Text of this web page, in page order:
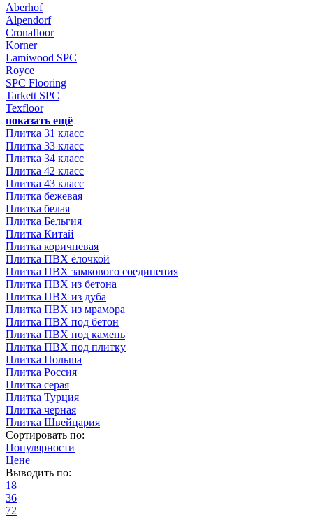
Aberhof
Alpendorf
Cronafloor
Korner
Lamiwood SPC
Royce
SPC Flooring
Tarkett SPC
Texfloor
показать ещё
Плитка 31 класс
Плитка 33 класс
Плитка 34 класс
Плитка 42 класс
Плитка 43 класс
Плитка бежевая
Плитка белая
Плитка Бельгия
Плитка Китай
Плитка коричневая
Плитка ПВХ ёлочкой
Плитка ПВХ замкового соединения
Плитка ПВХ из бетона
Плитка ПВХ из дуба
Плитка ПВХ из мрамора
Плитка ПВХ под бетон
Плитка ПВХ под камень
Плитка ПВХ под плитку
Плитка Польша
Плитка Россия
Плитка серая
Плитка Турция
Плитка черная
Плитка Швейцария
Сортировать по:
Популярности
Цене
Выводить по:
18
36
72